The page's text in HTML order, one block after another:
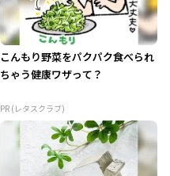
こんもり野菜をパクパク食べられ
ちゃう健康ワザって？
PR (レタスクラブ)